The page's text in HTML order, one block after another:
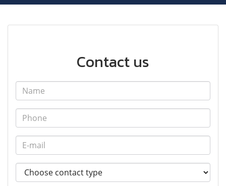
Contact us